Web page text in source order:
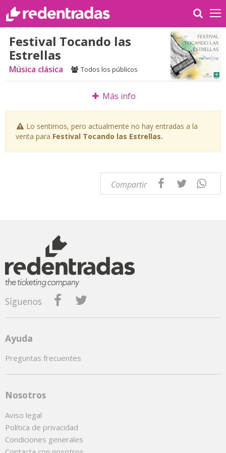
Festival Tocando las
Estrellas
Música clásica Todos los públicos
Más info
Lo sentimos, pero actualmente no hay entradas a la
venta para Festival Tocando las Estrellas.
Compartir
Síguenos
Ayuda
Preguntas frecuentes
Nosotros
Aviso legal
Política de privacidad
Condiciones generales